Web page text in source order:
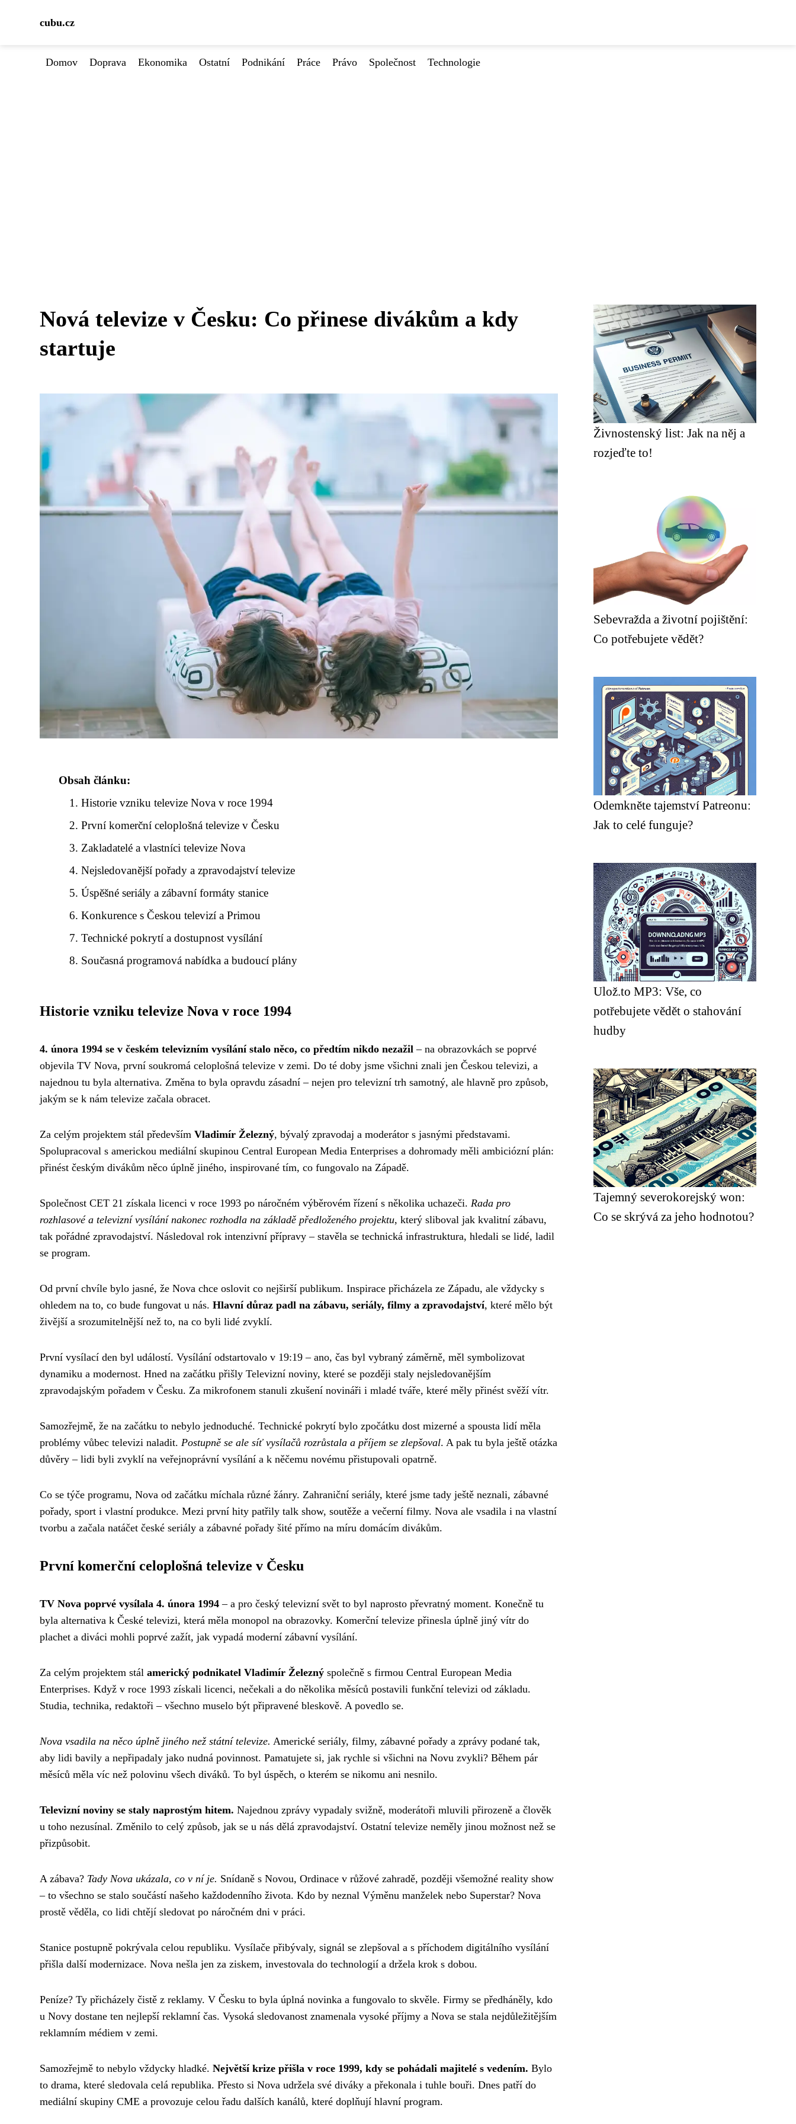
cubu.cz
Domov Doprava Ekonomika Ostatní Podnikání Práce Právo Společnost Technologie
Nová televize v Česku: Co přinese divákům a kdy
startuje
Obsah článku:
Historie vzniku televize Nova v roce 1994
První komerční celoplošná televize v Česku
Zakladatelé a vlastníci televize Nova
Nejsledovanější pořady a zpravodajství televize
Úspěšné seriály a zábavní formáty stanice
Konkurence s Českou televizí a Primou
Technické pokrytí a dostupnost vysílání
Současná programová nabídka a budoucí plány
Historie vzniku televize Nova v roce 1994
4. února 1994 se v českém televizním vysílání stalo něco, co předtím nikdo nezažil – na obrazovkách se poprvé
objevila TV Nova, první soukromá celoplošná televize v zemi. Do té doby jsme všichni znali jen Českou televizi, a
najednou tu byla alternativa. Změna to byla opravdu zásadní – nejen pro televizní trh samotný, ale hlavně pro způsob,
jakým se k nám televize začala obracet.
Za celým projektem stál především Vladimír Železný, bývalý zpravodaj a moderátor s jasnými představami.
Spolupracoval s americkou mediální skupinou Central European Media Enterprises a dohromady měli ambiciózní plán:
přinést českým divákům něco úplně jiného, inspirované tím, co fungovalo na Západě.
Společnost CET 21 získala licenci v roce 1993 po náročném výběrovém řízení s několika uchazeči. Rada pro
rozhlasové a televizní vysílání nakonec rozhodla na základě předloženého projektu, který sliboval jak kvalitní zábavu,
tak pořádné zpravodajství. Následoval rok intenzivní přípravy – stavěla se technická infrastruktura, hledali se lidé, ladil
se program.
Od první chvíle bylo jasné, že Nova chce oslovit co nejširší publikum. Inspirace přicházela ze Západu, ale vždycky s
ohledem na to, co bude fungovat u nás. Hlavní důraz padl na zábavu, seriály, filmy a zpravodajství, které mělo být
živější a srozumitelnější než to, na co byli lidé zvyklí.
První vysílací den byl událostí. Vysílání odstartovalo v 19:19 – ano, čas byl vybraný záměrně, měl symbolizovat
dynamiku a modernost. Hned na začátku přišly Televizní noviny, které se později staly nejsledovanějším
zpravodajským pořadem v Česku. Za mikrofonem stanuli zkušení novináři i mladé tváře, které měly přinést svěží vítr.
Samozřejmě, že na začátku to nebylo jednoduché. Technické pokrytí bylo zpočátku dost mizerné a spousta lidí měla
problémy vůbec televizi naladit. Postupně se ale síť vysílačů rozrůstala a příjem se zlepšoval. A pak tu byla ještě otázka
důvěry – lidi byli zvyklí na veřejnoprávní vysílání a k něčemu novému přistupovali opatrně.
Co se týče programu, Nova od začátku míchala různé žánry. Zahraniční seriály, které jsme tady ještě neznali, zábavné
pořady, sport i vlastní produkce. Mezi první hity patřily talk show, soutěže a večerní filmy. Nova ale vsadila i na vlastní
tvorbu a začala natáčet české seriály a zábavné pořady šité přímo na míru domácím divákům.
První komerční celoplošná televize v Česku
TV Nova poprvé vysílala 4. února 1994 – a pro český televizní svět to byl naprosto převratný moment. Konečně tu
byla alternativa k České televizi, která měla monopol na obrazovky. Komerční televize přinesla úplně jiný vítr do
plachet a diváci mohli poprvé zažít, jak vypadá moderní zábavní vysílání.
Za celým projektem stál americký podnikatel Vladimír Železný společně s firmou Central European Media
Enterprises. Když v roce 1993 získali licenci, nečekali a do několika měsíců postavili funkční televizi od základu.
Studia, technika, redaktoři – všechno muselo být připravené bleskově. A povedlo se.
Nova vsadila na něco úplně jiného než státní televize. Americké seriály, filmy, zábavné pořady a zprávy podané tak,
aby lidi bavily a nepřipadaly jako nudná povinnost. Pamatujete si, jak rychle si všichni na Novu zvykli? Během pár
měsíců měla víc než polovinu všech diváků. To byl úspěch, o kterém se nikomu ani nesnilo.
Televizní noviny se staly naprostým hitem. Najednou zprávy vypadaly svižně, moderátoři mluvili přirozeně a člověk
u toho nezusínal. Změnilo to celý způsob, jak se u nás dělá zpravodajství. Ostatní televize neměly jinou možnost než se
přizpůsobit.
A zábava? Tady Nova ukázala, co v ní je. Snídaně s Novou, Ordinace v růžové zahradě, později všemožné reality show
– to všechno se stalo součástí našeho každodenního života. Kdo by neznal Výměnu manželek nebo Superstar? Nova
prostě věděla, co lidi chtějí sledovat po náročném dni v práci.
Stanice postupně pokrývala celou republiku. Vysílače přibývaly, signál se zlepšoval a s příchodem digitálního vysílání
přišla další modernizace. Nova nešla jen za ziskem, investovala do technologií a držela krok s dobou.
Peníze? Ty přicházely čistě z reklamy. V Česku to byla úplná novinka a fungovalo to skvěle. Firmy se předháněly, kdo
u Novy dostane ten nejlepší reklamní čas. Vysoká sledovanost znamenala vysoké příjmy a Nova se stala nejdůležitějším
reklamním médiem v zemi.
Samozřejmě to nebylo vždycky hladké. Největší krize přišla v roce 1999, kdy se pohádali majitelé s vedením. Bylo
to drama, které sledovala celá republika. Přesto si Nova udržela své diváky a překonala i tuhle bouři. Dnes patří do
mediální skupiny CME a provozuje celou řadu dalších kanálů, které doplňují hlavní program.
Živnostenský list: Jak na něj a
rozjeďte to!
Sebevražda a životní pojištění:
Co potřebujete vědět?
Odemkněte tajemství Patreonu:
Jak to celé funguje?
Ulož.to MP3: Vše, co
potřebujete vědět o stahování
hudby
Tajemný severokorejský won:
Co se skrývá za jeho hodnotou?